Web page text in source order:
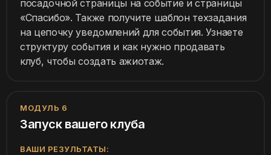
посадочной страницы на событие и страницы
«Спасибо». Также получите шаблон техзадания
на цепочку уведомлений для события. Узнаете
структуру события и как нужно продавать
клуб, чтобы создать ажиотаж.
МОДУЛЬ 6
Запуск вашего клуба
ВАШИ РЕЗУЛЬТАТЫ: